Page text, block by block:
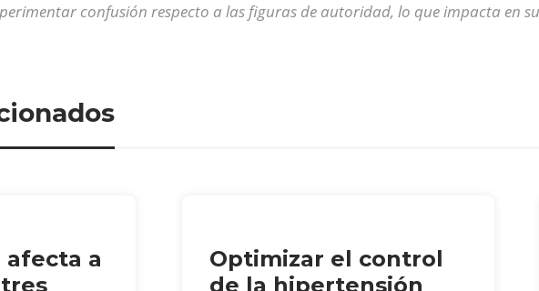
confusión respecto a las figuras de autoridad, lo que impacta en
afecta a
Optimizar el control
de la hipertensión